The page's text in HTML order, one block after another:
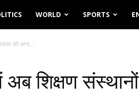
WORLD SPORTS
की आग!...
अब शिक्षण संस्थानों